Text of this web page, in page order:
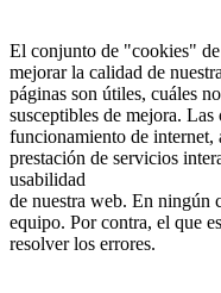
El conjunto de "cookies" de
mejorar la calidad de
páginas son útiles, cuáles
susceptibles de mejora. Las
funcionamiento de internet,
prestación de servicios
usabilidad
de nuestra web. En ningún
equipo. Por contra, el que
resolver los errores.